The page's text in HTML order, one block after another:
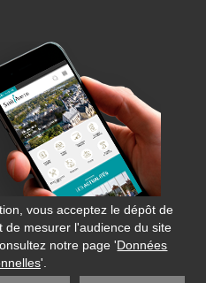
vous acceptez le dépôt de
de mesurer l'audience du site
notre page 'Données
'.